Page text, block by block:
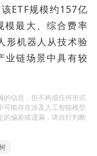
ETF规模约157亿
模最大、综合费率
形机器人从技术验
业链场景中具有较
的信息，但不构成任何形式
可能存在涉及人工智能模型
的偏差或遗漏，请自行判断